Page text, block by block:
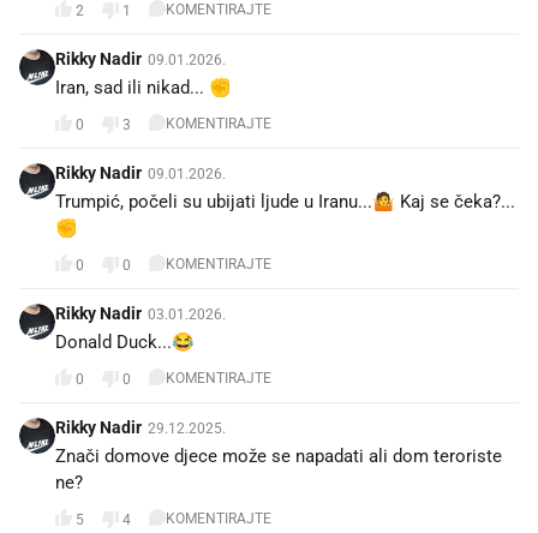
2 1 KOMENTIRAJTE
Rikky Nadir 09.01.2026.
Iran, sad ili nikad... ✊
0 3 KOMENTIRAJTE
Rikky Nadir 09.01.2026.
Trumpić, počeli su ubijati ljude u Iranu...🤷 Kaj se čeka?...
✊
0 0 KOMENTIRAJTE
Rikky Nadir 03.01.2026.
Donald Duck...😂
0 0 KOMENTIRAJTE
Rikky Nadir 29.12.2025.
Znači domove djece može se napadati ali dom teroriste
ne?
5 4 KOMENTIRAJTE